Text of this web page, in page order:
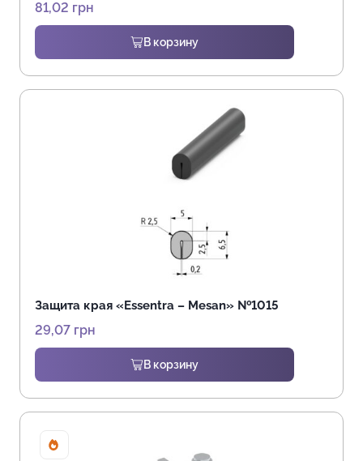
81,02 грн
В корзину
Защита края «Essentra – Mesan» №1015
29,07 грн
В корзину
Sale!